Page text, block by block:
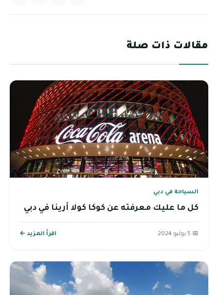
مقالات ذات صلة
السياحة في دبي
كل ما عليك معرفته عن كوكا كولا أرينا في دبي
📅 5 يوليو 2024 اقرأ المزيد ←